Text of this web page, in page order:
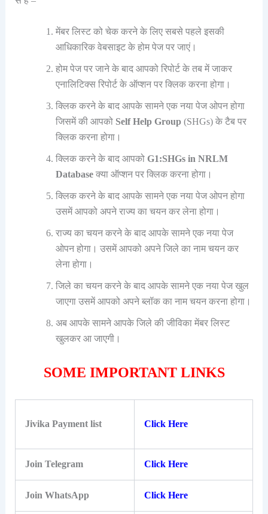
मेंबर लिस्ट को चेक करने के लिए सबसे पहले इसकी
आधिकारिक वेबसाइट के होम पेज पर जाएं।
होम पेज पर जाने के बाद आपको रिपोर्ट के तब में जाकर
एनालिटिक्स रिपोर्ट के ऑप्शन पर क्लिक करना होगा।
क्लिक करने के बाद आपके सामने एक नया पेज ओपन होगा
जिसमें की आपको Self Help Group(SHGs) के टैब पर
क्लिक करना होगा।
क्लिक करने के बाद आपको G1:SHGs in NRLM
Databaseक्या ऑप्शन पर क्लिक करना होगा।
क्लिक करने के बाद आपके सामने एक नया पेज ओपन होगा
उसमें आपको अपने राज्य का चयन कर लेना होगा।
राज्य का चयन करने के बाद आपके सामने एक नया पेज
ओपन होगा। उसमें आपको अपने जिले का नाम चयन कर
लेना होगा।
जिले का चयन करने के बाद आपके सामने एक नया पेज खुल
जाएगा उसमें आपको अपने ब्लॉक का नाम चयन करना होगा।
अब आपके सामने आपके जिले की जीविका मेंबर लिस्ट
खुलकर आ जाएगी।
SOME IMPORTANT LINKS
Jivika Payment list Click Here
Join Telegram Click Here
Join WhatsApp Click Here